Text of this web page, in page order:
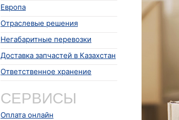
Европа
Отраслевые решения
Негабаритные перевозки
Доставка запчастей в Казахстан
Ответственное хранение
СЕРВИСЫ
Оплата онлайн